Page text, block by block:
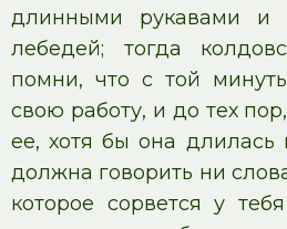
длинными рукавами и
лебедей; тогда
помни, что с той
свою работу, и до тех
ее, хотя бы она
должна говорить ни
которое сорвется у